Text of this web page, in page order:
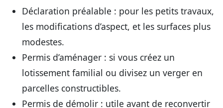
Déclaration préalable : pour les petits travaux,
les modifications d’aspect, et les surfaces plus
modestes.
Permis d’aménager : si vous créez un
lotissement familial ou divisez un verger en
parcelles constructibles.
Permis de démolir : utile avant de reconvertir